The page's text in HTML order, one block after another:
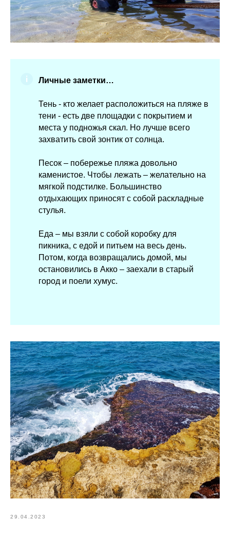
Личные заметки…
Тень - кто желает расположиться на пляже в
тени - есть две площадки с покрытием и
места у подножья скал. Но лучше всего
захватить свой зонтик от солнца.
Песок – побережье пляжа довольно
каменистое. Чтобы лежать – желательно на
мягкой подстилке. Большинство
отдыхающих приносят с собой раскладные
стулья.
Еда – мы взяли с собой коробку для
пикника, с едой и питьем на весь день.
Потом, когда возвращались домой, мы
остановились в Акко – заехали в старый
город и поели хумус.
29.04.2023